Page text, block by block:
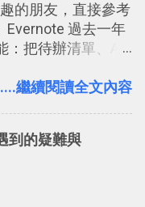
人資料而達到這種
人感到疑慮的部
可能利用的部份 。
全新簡化介面設計
友互動產生的樂趣
絲專頁，我把自己
的朋友，直接參考
Evernote 過去一年
：把待辦清單、AI
記中的待辦清單統
錨點連結，整理
兩個 Evernote AI
繼續閱讀全文內容
到的疑難與